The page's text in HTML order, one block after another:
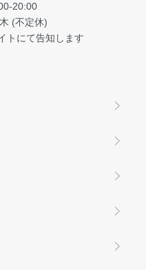
20:00
(不定休)
トにて告知します